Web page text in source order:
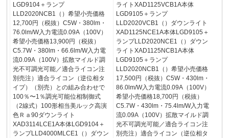
LGD9104＋ランプ
LLD2020NCB1（）希望小売価格
12,700円（税抜）C5W・380lm・
76.0lm/W入力電流0.09A（100V）
希望小売価格13,900円（税抜）
C5.7W・380lm・66.6lm/W入力電
流0.09A（100V）拡散マイルド調
光不可調光可能／適合ライコン注
別売注）適合ライコン（逆位相タ
イプ）（別売）との組み合わせで
100％〜1％調光可能位相制御式
（2線式）100形相当美ルック高演
色Ｒａ90ダウンライト
XAD3114LCE1A本体LGD9104＋
ランプLLD4000MLCE1（）ダウン
ライトXAD1125VCB1A本体
LGD9105＋ランプ
LLD2020VCB1（）ダウンライト
XAD1125NCE1A本体LGD9105＋
ランプLLD2020NCE1（）ダウン
ライトXAD1125NCB1A本体
LGD9105＋ランプ
LLD2020NCB1（）希望小売価格
17,500円（税抜）C5W・430lm・
86.0lm/W入力電流0.09A（100V）
希望小売価格18,700円（税抜）
C5.7W・430lm・75.4lm/W入力電
流0.09A（100V）拡散マイルド調
光不可調光可能／適合ライコン注
別売注）適合ライコン（逆位相タ